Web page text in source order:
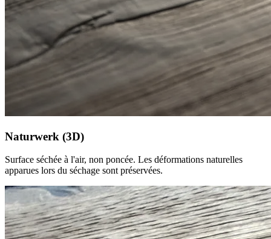
Naturwerk (3D)
Surface séchée à l'air, non poncée. Les déformations naturelles
apparues lors du séchage sont préservées.